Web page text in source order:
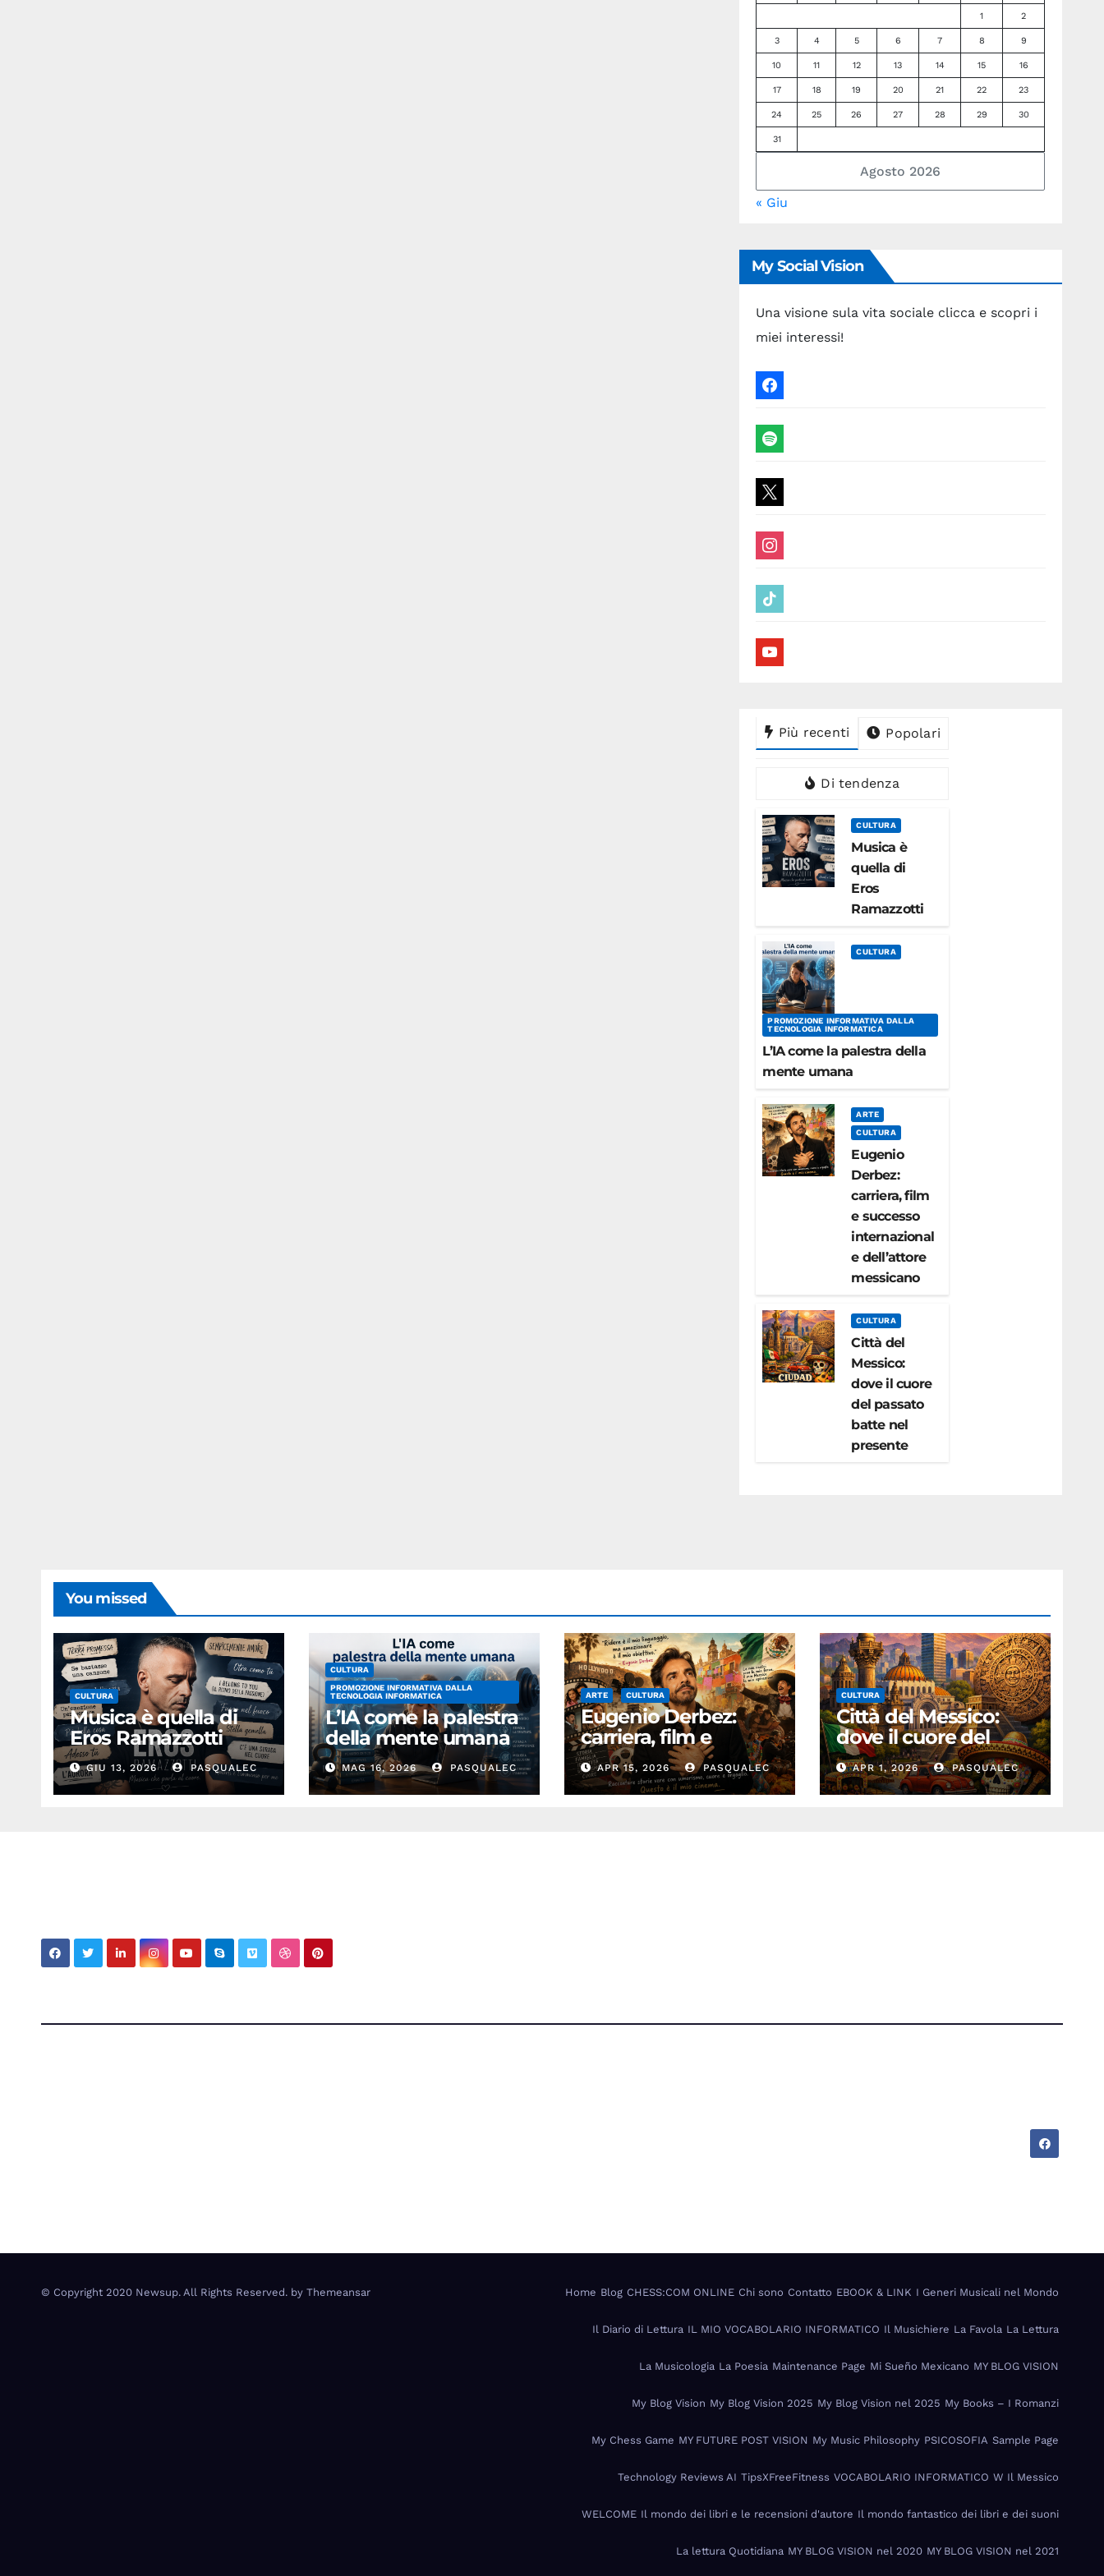
Agosto 2026
1 2
3 4 5 6 7 8 9
10 11 12 13 14 15 16
17 18 19 20 21 22 23
24 25 26 27 28 29 30
31
« Giu
My Social Vision
Una visione sula vita sociale clicca e scopri i
miei interessi!
facebook
spotify
x
instagram
tiktok
youtube
Più recenti Popolari
Di tendenza
CULTURA
Musica è
quella di
Eros
Ramazzotti
CULTURA
PROMOZIONE INFORMATIVA DALLA
TECNOLOGIA INFORMATICA
L’IA come la palestra della
mente umana
ARTE
CULTURA
Eugenio
Derbez:
carriera, film
e successo
internazional
e dell’attore
messicano
CULTURA
Città del
Messico:
dove il cuore
del passato
batte nel
presente
You missed
CULTURA
Musica è quella di
Eros Ramazzotti
GIU 13, 2026 PASQUALEC
CULTURA
PROMOZIONE INFORMATIVA DALLA
TECNOLOGIA INFORMATICA
L’IA come la palestra
della mente umana
MAG 16, 2026 PASQUALEC
ARTE CULTURA
Eugenio Derbez:
carriera, film e
successo
internazionale
dell’attore
APR 15, 2026 PASQUALEC
CULTURA
Città del Messico:
dove il cuore del
passato batte nel
presente
APR 1, 2026 PASQUALEC
© Copyright 2020 Newsup. All Rights Reserved. by Themeansar Home Blog CHESS:COM ONLINE Chi sono Contatto EBOOK & LINK I Generi Musicali nel Mondo
Il Diario di Lettura IL MIO VOCABOLARIO INFORMATICO Il Musichiere La Favola La Lettura
La Musicologia La Poesia Maintenance Page Mi Sueño Mexicano MY BLOG VISION
My Blog Vision My Blog Vision 2025 My Blog Vision nel 2025 My Books – I Romanzi
My Chess Game MY FUTURE POST VISION My Music Philosophy PSICOSOFIA Sample Page
Technology Reviews AI TipsXFreeFitness VOCABOLARIO INFORMATICO W Il Messico
WELCOME Il mondo dei libri e le recensioni d'autore Il mondo fantastico dei libri e dei suoni
La lettura Quotidiana MY BLOG VISION nel 2020 MY BLOG VISION nel 2021